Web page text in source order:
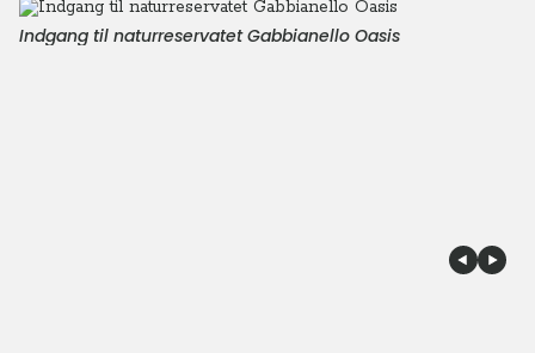
Indgang til naturreservatet Gabbianello Oasis